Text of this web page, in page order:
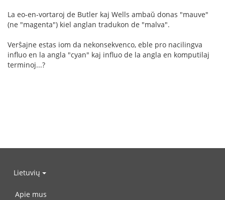
La eo-en-vortaroj de Butler kaj Wells ambaŭ donas "mauve"
(ne "magenta") kiel anglan tradukon de "malva".
Verŝajne estas iom da nekonsekvenco, eble pro nacilingva
influo en la angla "cyan" kaj influo de la angla en komputilaj
terminoj...?
Lietuvių
Apie mus